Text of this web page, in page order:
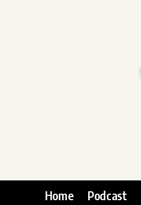
Home Podcast